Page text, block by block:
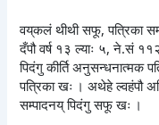
वय्‌कलं थीथी सफू, पत्रिका
दँपौ वर्ष १३ ल्याः ५, ने.सं
पिदंगु कीर्ति अनुसन्धनात्मक
पत्रिका खः । अथेहे ल्वहंपौ
सम्पादनय् पिदंगु सफू खः ।